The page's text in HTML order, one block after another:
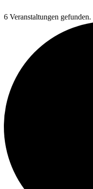
Inhalt
6 Veranstaltungen gefunden.